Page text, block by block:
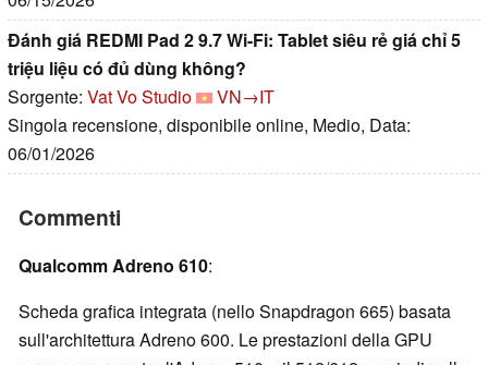
Đánh giá REDMI Pad 2 9.7 Wi-Fi: Tablet siêu rẻ giá chỉ 5
triệu liệu có đủ dùng không?
Sorgente: Vat Vo Studio
VN→IT
Singola recensione, disponibile online, Medio, Data:
06/01/2026
Commenti
Qualcomm Adreno 610:
Scheda grafica integrata (nello Snapdragon 665) basata
sull'architettura Adreno 600. Le prestazioni della GPU